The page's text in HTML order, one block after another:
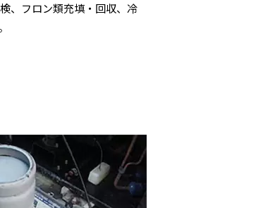
、フロン類充填・回収、冷